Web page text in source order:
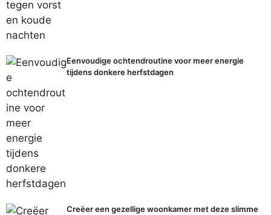
Eenvoudige ochtendroutine voor meer energie
tijdens donkere herfstdagen
Creëer een gezellige woonkamer met deze slimme